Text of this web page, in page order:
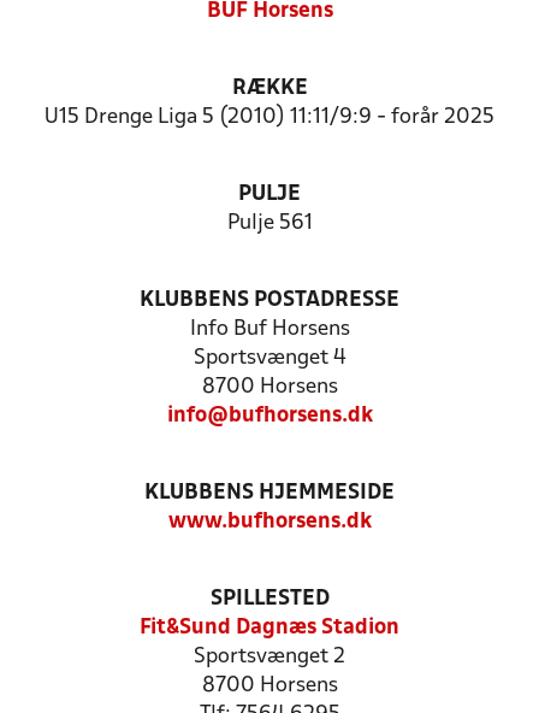
BUF Horsens
RÆKKE
U15 Drenge Liga 5 (2010) 11:11/9:9 - forår 2025
PULJE
Pulje 561
KLUBBENS POSTADRESSE
Info Buf Horsens
Sportsvænget 4
8700 Horsens
info@bufhorsens.dk
KLUBBENS HJEMMESIDE
www.bufhorsens.dk
SPILLESTED
Fit&Sund Dagnæs Stadion
Sportsvænget 2
8700 Horsens